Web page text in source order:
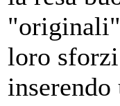
"originali"
loro